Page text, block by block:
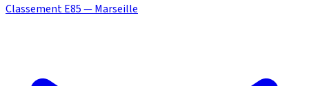
Classement E85 — Marseille